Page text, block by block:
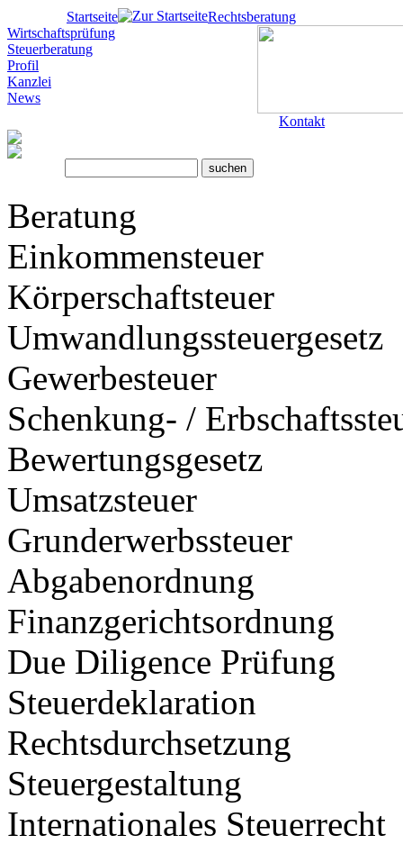
Startseite
Rechtsberatung
Wirtschaftsprüfung
Steuerberatung
Profil
Kanzlei
News
Kontakt
Beratung
Einkommensteuer
Körperschaftsteuer
Umwandlungssteuergesetz
Gewerbesteuer
Schenkung- /
Bewertungsgesetz
Umsatzsteuer
Grunderwerbssteuer
Abgabenordnung
Finanzgerichtsordnung
Due Diligence Prüfung
Steuerdeklaration
Rechtsdurchsetzung
Steuergestaltung
Internationales Steuerrecht